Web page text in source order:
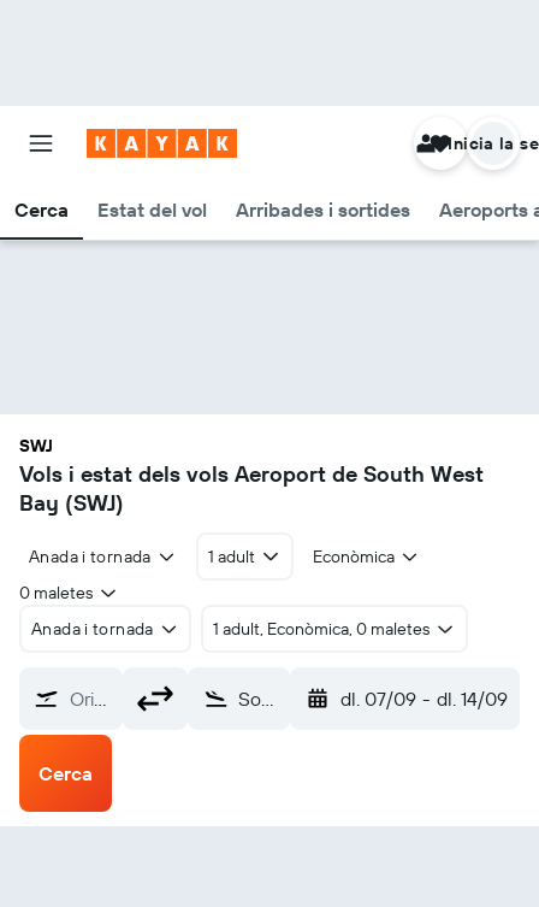
Cerca Estat del vol Arribades i sortides Aeroports
Inicia la
SWJ
Vols i estat dels vols Aeroport de South West
Bay (SWJ)
Anada i tornada 1 adult
Econòmica
0 maletes
Anada i tornada
1 adult, Econòmica, 0 maletes
Origen? South West Bay (SWJ) dl. 07/09 - dl. 14/09
Cerca